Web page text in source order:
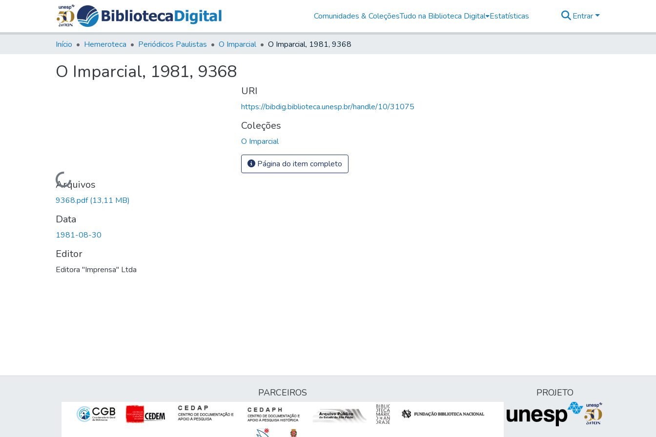
Comunidades & ColeçõesTudo na Biblioteca Digital Estatísticas Entrar
Início Hemeroteca Periódicos Paulistas O Imparcial O Imparcial, 1981, 9368
O Imparcial, 1981, 9368
Carregando...
Arquivos
9368.pdf(13,11 MB)
Data
1981-08-30
Editor
Editora "Imprensa" Ltda
URI
https://bibdig.biblioteca.unesp.br/handle/10/31075
Coleções
O Imparcial
Página do item completo
PARCEIROS PROJETO